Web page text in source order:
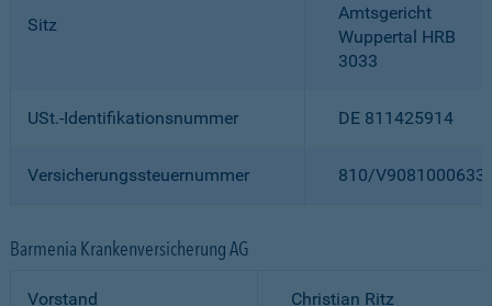
Sitz
Amtsgericht
Wuppertal HRB
3033
USt.-Identifikationsnummer DE 811425914
Versicherungssteuernummer 810/
Barmenia Krankenversicherung AG
Vorstand
Christian Ritz